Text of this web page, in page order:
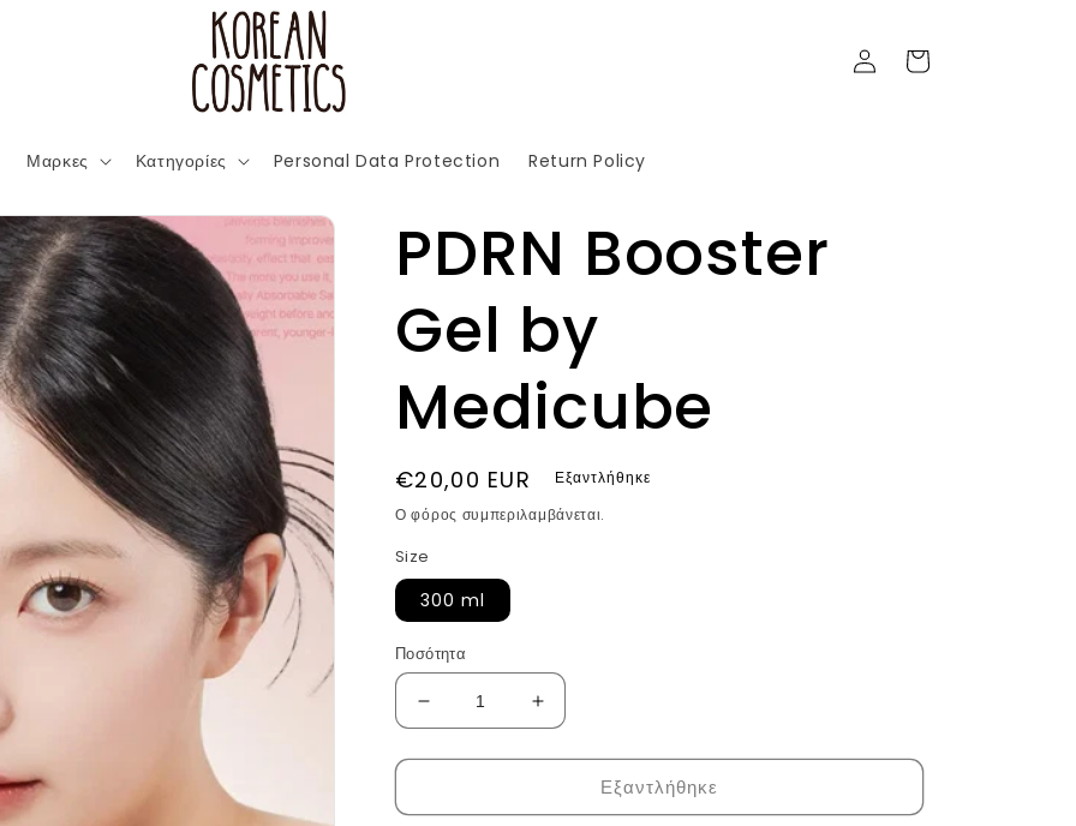
Μαρκες Κατηγορίες Personal Data Protection Return Policy
Σύνδεση Καλάθι
PDRN Booster
Gel by
Medicube
Κανονική
τιμή
€20,00 EUR
Εξαντλήθηκε
Ο φόρος συμπεριλαμβάνεται.
Size
300 ml
Ποσότητα
Μείωση
ποσότητας
για
Booster
Αύξηση
ποσότητας
για
Booster
Εξαντλήθηκε